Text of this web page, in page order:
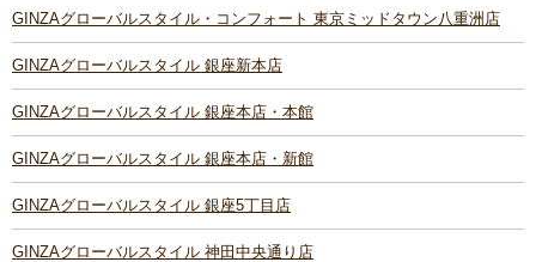
GINZAグローバルスタイル・コンフォート 東京ミッドタウン八重洲店
GINZAグローバルスタイル 銀座新本店
GINZAグローバルスタイル 銀座本店・本館
GINZAグローバルスタイル 銀座本店・新館
GINZAグローバルスタイル 銀座5丁目店
GINZAグローバルスタイル 神田中央通り店